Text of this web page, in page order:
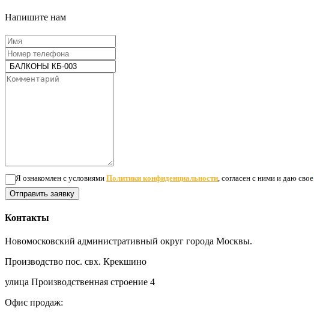
Напишите нам
Я ознакомлен с условиями Политики конфиденциальности , согласен с ними и даю свое
Отправить заявку
Контакты
Новомосковский административный округ города Москвы.
Производство пос. свх. Крекшино
улица Производственная строение 4
Офис продаж: